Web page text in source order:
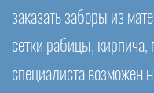
заказать заборы из
сетки рабицы,
специалиста возможен